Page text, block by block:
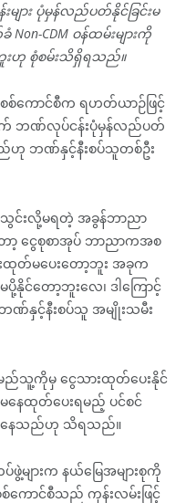
ျား ပုံမှန်လည်ပတ်နိုင်ခြင်းမ
CDM ဝန်ထမ်းများကို
းဟု စုံစမ်းသိရှိရသည်။
စစ်ကောင်စီက ရဟတ်ယာဉ်ဖြင့်
က် ဘဏ်လုပ်ငန်းပုံမှန်လည်ပတ်
ည်ဟု ဘဏ်နှင့်နီးစပ်သူတစ်ဦး
သွင်းလို့မရတဲ့ အခွန်ဘာညာ
ငွေစုစာအုပ် ဘာညာကအစ
ထုတ်မပေးတော့ဘူး အခုက
တော့ဘူးလေ၊ ဒါကြောင့်
နှင့်နီးစပ်သူ အမျိုးသမီး
မည်သူ့ကိုမှ ငွေသားထုတ်ပေးနိုင်
မနေထုတ်ပေးရမည့် ပင်စင်
ရှိနေသည်ဟု သိရသည်။
ဖွဲ့များက နယ်မြေအများစုကို
ကောင်စီသည် ကုန်းလမ်းဖြင့်